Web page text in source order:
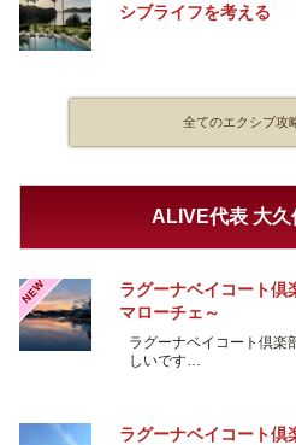
シブライフを考える
全てのエクシブ攻
ALIVE代表 大久
NEW
ラグーナベイコート
マローチェ～
ラグーナベイコート倶楽
しいです…
ラグーナベイコート